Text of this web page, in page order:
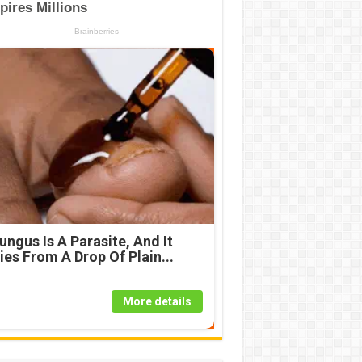
Is A Parasite, And It
From A Drop Of Plain...
More details